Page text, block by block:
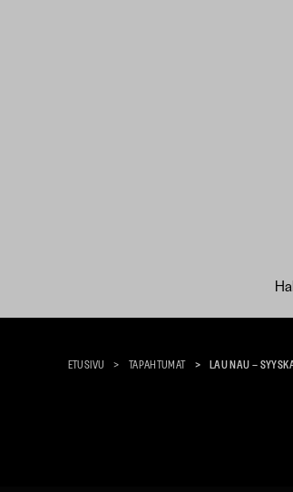
ETUSIVU TAPAHTUMAT LAU NAU –